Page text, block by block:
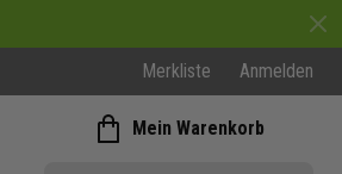
Merkliste Anmelden
Mein Warenkorb